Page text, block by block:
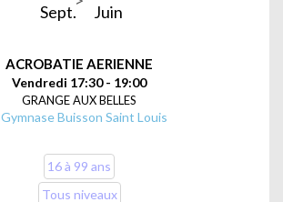
Sept.
Juin
ACROBATIE AERIENNE
Vendredi 17:30 - 19:00
GRANGE AUX BELLES
Gymnase Buisson Saint Louis
16 à 99 ans
Tous niveaux